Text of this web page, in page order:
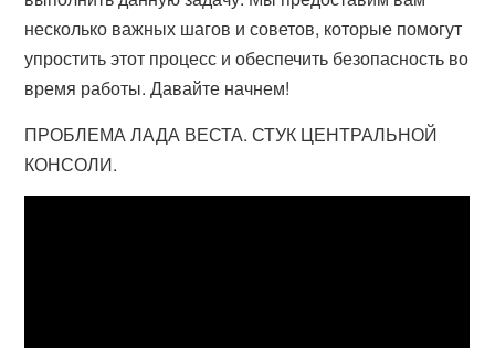
несколько важных шагов и советов, которые помогут
упростить этот процесс и обеспечить безопасность во
время работы. Давайте начнем!
ПРОБЛЕМА ЛАДА ВЕСТА. СТУК ЦЕНТРАЛЬНОЙ
КОНСОЛИ.